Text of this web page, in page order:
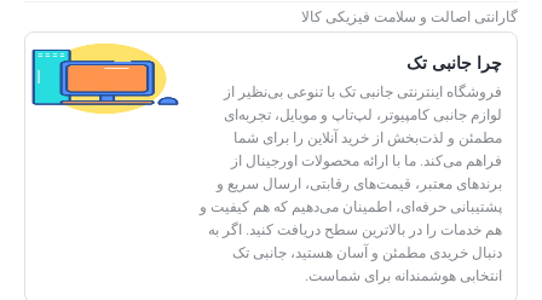
گارانتی اصالت و سلامت فیزیکی کالا
چرا جانبی تک
فروشگاه اینترنتی جانبی تک با تنوعی بی‌نظیر از
لوازم جانبی کامپیوتر، لپ‌تاپ و موبایل، تجربه‌ای
مطمئن و لذت‌بخش از خرید آنلاین را برای شما
فراهم می‌کند. ما با ارائه محصولات اورجینال از
برندهای معتبر، قیمت‌های رقابتی، ارسال سریع و
پشتیبانی حرفه‌ای، اطمینان می‌دهیم که هم کیفیت و
هم خدمات را در بالاترین سطح دریافت کنید. اگر به
دنبال خریدی مطمئن و آسان هستید، جانبی تک
انتخابی هوشمندانه برای شماست.